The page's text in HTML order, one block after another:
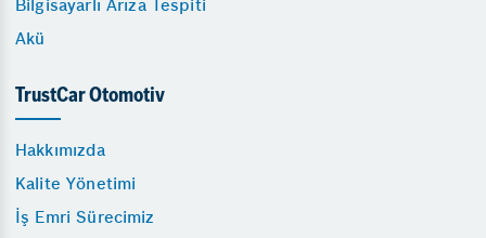
Bilgisayarlı Arıza Tespiti
Akü
TrustCar Otomotiv
Hakkımızda
Kalite Yönetimi
İş Emri Sürecimiz